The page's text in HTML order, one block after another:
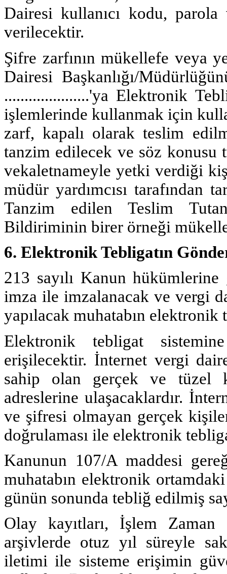
Dairesi kullanıcı kodu,
verilecektir.
Şifre zarfının mükellefe veya
Dairesi Başkanlığı/
.....................'ya Elektronik
işlemlerinde kullanmak için
zarf, kapalı olarak teslim
tanzim edilecek ve söz
vekaletnameyle yetki verdiği
müdür yardımcısı tarafından
Tanzim edilen Teslim
Bildiriminin birer örneği
6. Elektronik Tebligatın
213 sayılı Kanun
imza ile imzalanacak ve vergi
yapılacak muhatabın
Elektronik tebligat
erişilecektir. İnternet vergi
sahip olan gerçek ve tüzel
adreslerine ulaşacaklardır.
ve şifresi olmayan gerçek
doğrulaması ile elektronik
Kanunun 107/A maddesi
muhatabın elektronik
günün sonunda tebliğ edilmiş
Olay kayıtları, İşlem
arşivlerde otuz yıl süreyle
iletimi ile sisteme erişimin